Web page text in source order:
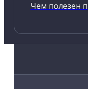
Чем полезен